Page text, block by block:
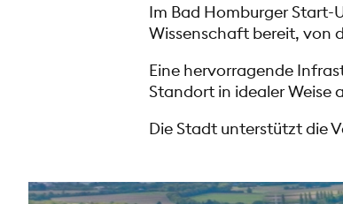
Im Bad Homburger
Wissenschaft bereit, von
Eine hervorragende
Standort in idealer Weise
Die Stadt unterstützt die